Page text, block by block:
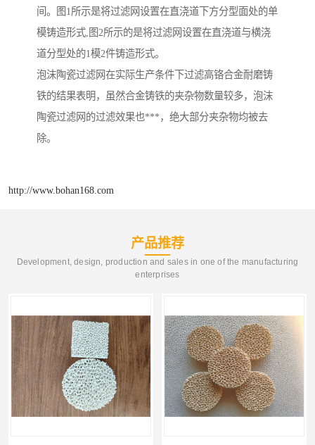
间。图1所示是将过滤网设置在直浇道下方分型面处的单
模铸造形式,图2所示的是将过滤网设置在直浇道与横浇
道分型处的1模2件铸造形式。
泡沫陶瓷过滤网在实际生产条件下过滤高铬合金耐磨铸
铁的结果表明，虽然合金铸铁的夹杂物数量较多，泡沫
陶瓷过滤网的过滤效果也***，绝大部分夹杂物均被去
除。
http://www.bohan168.com
产品推荐
Development, design, production and sales in one of the manufacturing
enterprises